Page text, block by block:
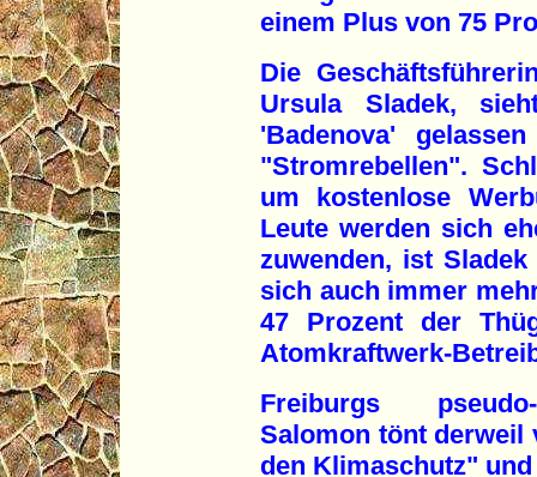
einem Plus von 75
Die
Ursula Sladek,
'Badenova'
"Stromrebellen".
um kostenlose
Leute werden sich
zuwenden, ist
sich auch immer
47 Prozent der
Atomkraftwerk-
Freiburgs
Salomon tönt
den Klimaschutz"